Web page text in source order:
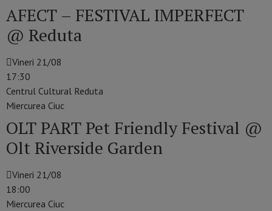
AFECT – FESTIVAL IMPERFECT
@ Reduta
Vineri 21/08
17:30
Centrul Cultural Reduta
Miercurea Ciuc
OLT PART Pet Friendly Festival @
Olt Riverside Garden
Vineri 21/08
18:00
Miercurea Ciuc